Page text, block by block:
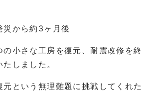
災から約3ヶ月後
の小さな工房を復元、耐震改修を終
しました。
元という無理難題に挑戦してくれた